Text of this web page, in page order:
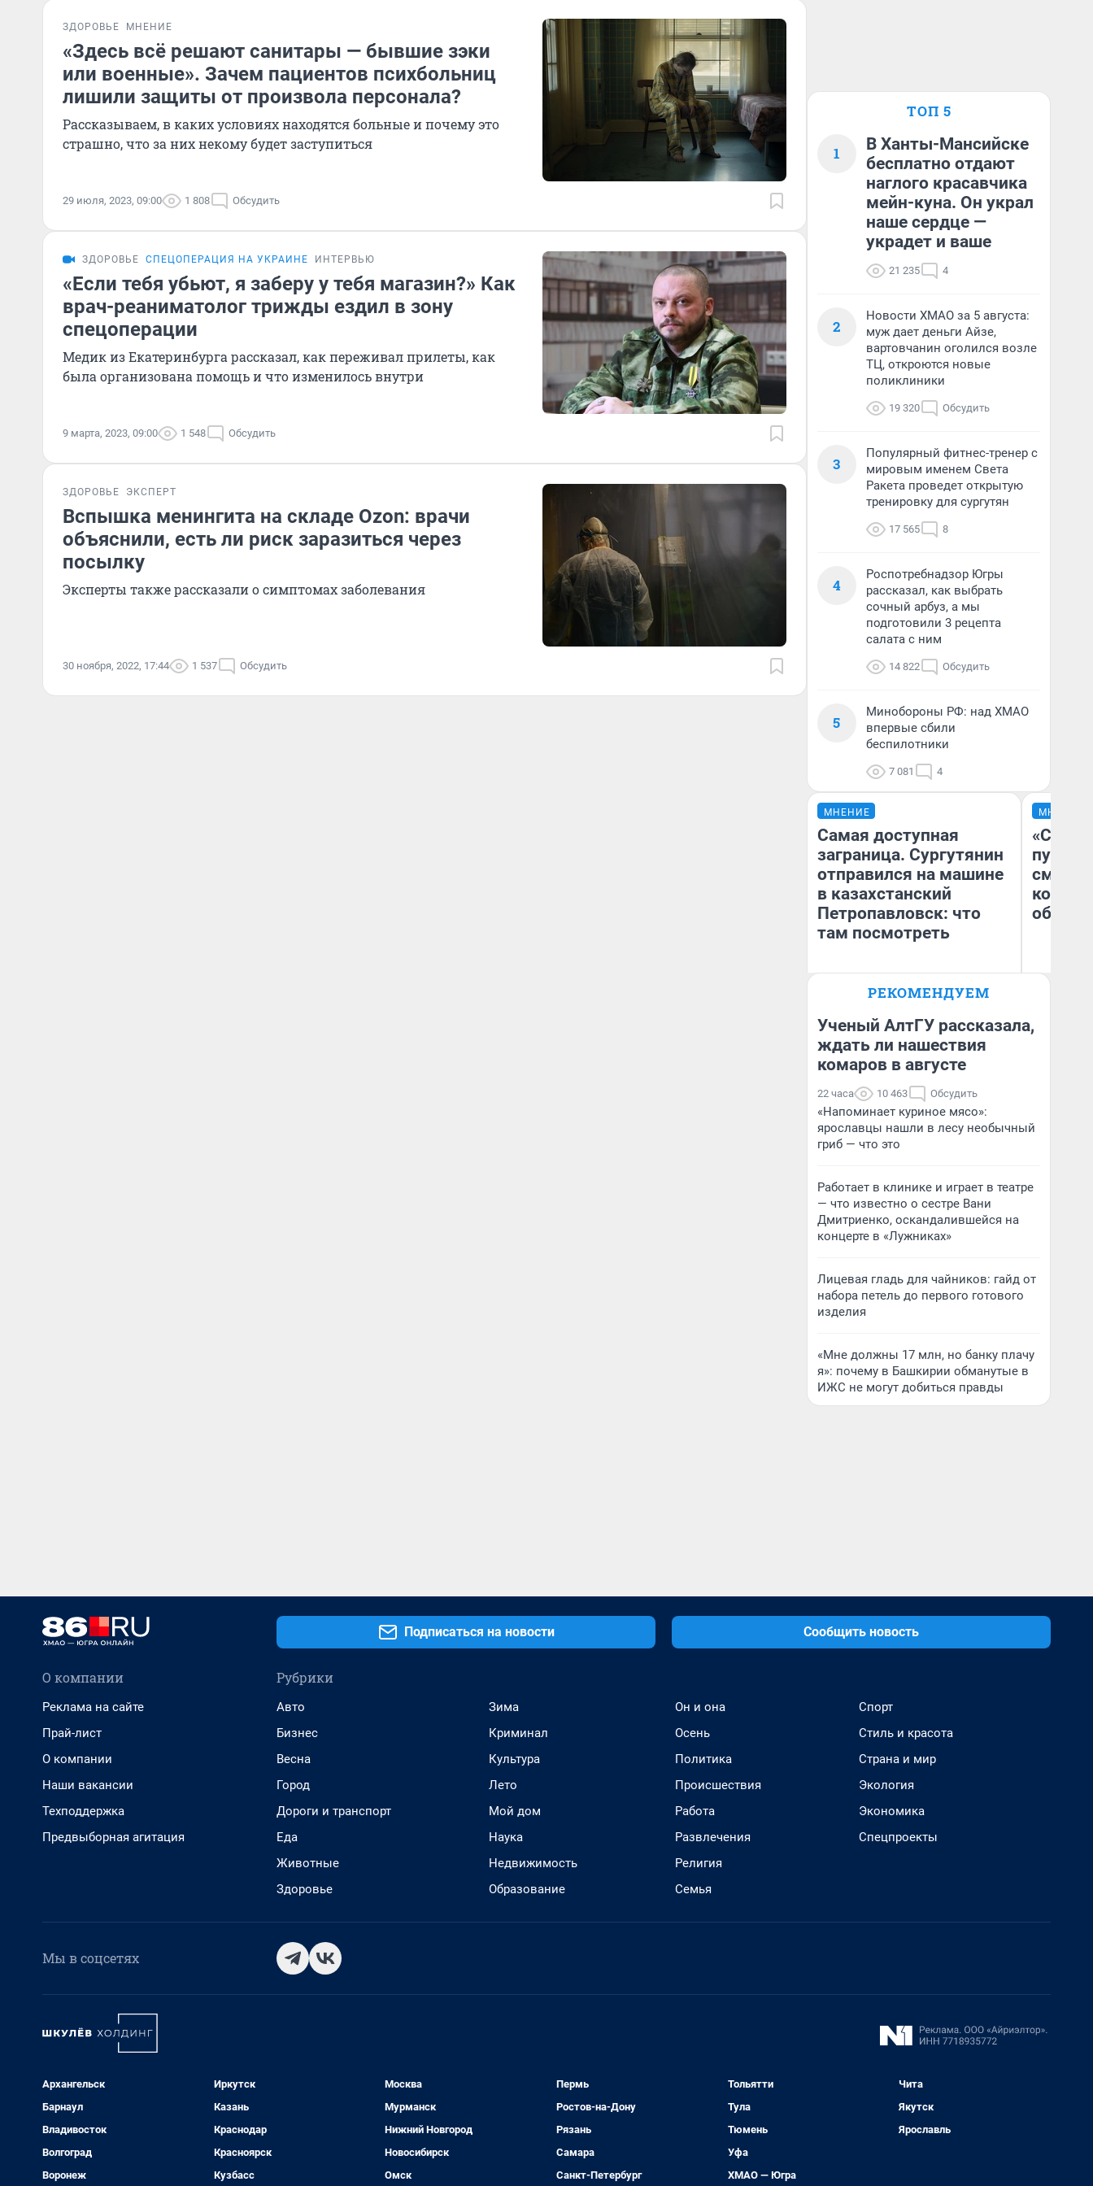
ЗДОРОВЬЕ МНЕНИЕ
«Здесь всё решают санитары — бывшие зэки
или военные». Зачем пациентов психбольниц
лишили защиты от произвола персонала?
Рассказываем, в каких условиях находятся больные и почему это
страшно, что за них некому будет заступиться
29 июля, 2023, 09:00 1 808 Обсудить
ЗДОРОВЬЕ СПЕЦОПЕРАЦИЯ НА УКРАИНЕ ИНТЕРВЬЮ
«Если тебя убьют, я заберу у тебя магазин?» Как
врач-реаниматолог трижды ездил в зону
спецоперации
Медик из Екатеринбурга рассказал, как переживал прилеты, как
была организована помощь и что изменилось внутри
9 марта, 2023, 09:00 1 548 Обсудить
ЗДОРОВЬЕ ЭКСПЕРТ
Вспышка менингита на складе Ozon: врачи
объяснили, есть ли риск заразиться через
посылку
Эксперты также рассказали о симптомах заболевания
30 ноября, 2022, 17:44 1 537 Обсудить
ТОП 5
1
В Ханты-Мансийске
бесплатно отдают
наглого красавчика
мейн-куна. Он украл
наше сердце —
украдет и ваше
21 235 4
2
Новости ХМАО за 5 августа:
муж дает деньги Айзе,
вартовчанин оголился возле
ТЦ, откроются новые
поликлиники
19 320 Обсудить
3
Популярный фитнес-тренер с
мировым именем Света
Ракета проведет открытую
тренировку для сургутян
17 565 8
4
Роспотребнадзор Югры
рассказал, как выбрать
сочный арбуз, а мы
подготовили 3 рецепта
салата с ним
14 822 Обсудить
5
Минобороны РФ: над ХМАО
впервые сбили
беспилотники
7 081 4
МНЕНИЕ
Самая доступная
заграница. Сургутянин
отправился на машине
в казахстанский
Петропавловск: что
там посмотреть
Анатолий Кузнецов
МНЕНИЕ
РЕКОМЕНДУЕМ
Ученый АлтГУ рассказала,
ждать ли нашествия
комаров в августе
22 часа 10 463 Обсудить
«Напоминает куриное мясо»:
ярославцы нашли в лесу необычный
гриб — что это
Работает в клинике и играет в театре
— что известно о сестре Вани
Дмитриенко, оскандалившейся на
концерте в «Лужниках»
Лицевая гладь для чайников: гайд от
набора петель до первого готового
изделия
«Мне должны 17 млн, но банку плачу
я»: почему в Башкирии обманутые в
ИЖС не могут добиться правды
Подписаться на новости Сообщить новость
О компании
Реклама на сайте
Прай-лист
О компании
Наши вакансии
Техподдержка
Предвыборная агитация
Рубрики
Авто
Бизнес
Весна
Город
Дороги и транспорт
Еда
Животные
Здоровье
Зима
Криминал
Культура
Лето
Мой дом
Наука
Недвижимость
Образование
Он и она
Осень
Политика
Происшествия
Работа
Развлечения
Религия
Семья
Спорт
Стиль и красота
Страна и мир
Экология
Экономика
Спецпроекты
Мы в соцсетях
Архангельск
Барнаул
Владивосток
Волгоград
Воронеж
Иркутск
Казань
Краснодар
Красноярск
Кузбасс
Москва
Мурманск
Нижний Новгород
Новосибирск
Омск
Пермь
Ростов-на-Дону
Рязань
Самара
Санкт-Петербург
Тольятти
Тула
Тюмень
Уфа
ХМАО — Югра
Чита
Якутск
Ярославль